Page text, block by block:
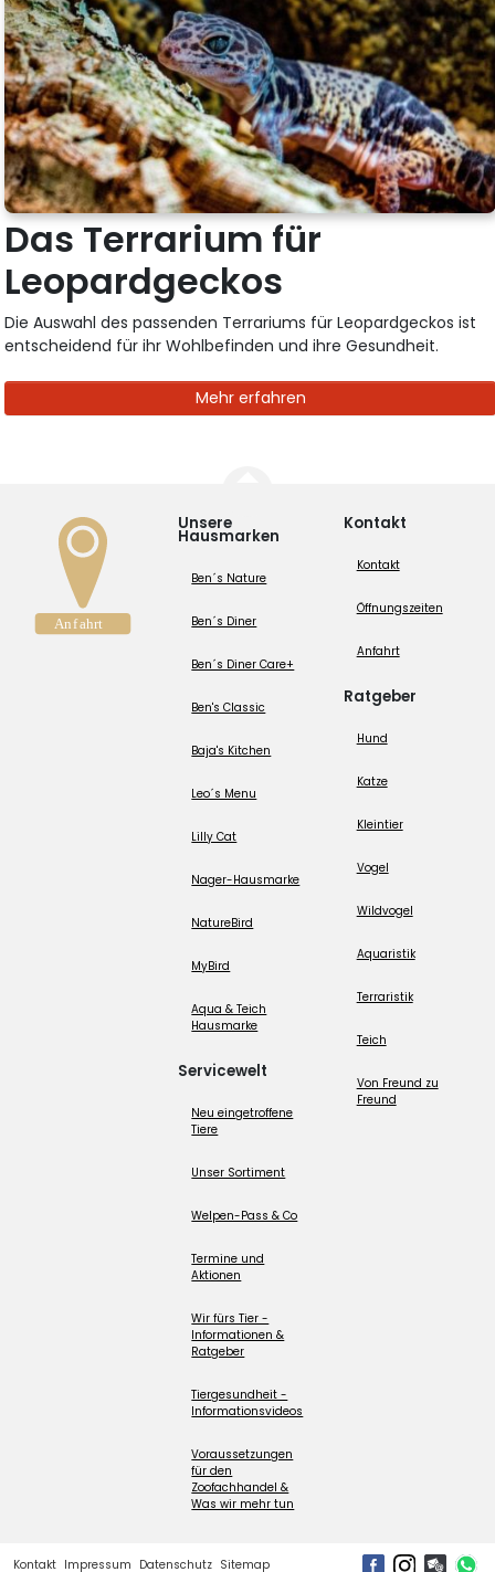
Das Terrarium für
Leopardgeckos
Die Auswahl des passenden Terrariums für Leopardgeckos ist
entscheidend für ihr Wohlbefinden und ihre Gesundheit.
Mehr erfahren
Unsere
Hausmarken
Ben´s Nature
Ben´s Diner
Ben´s Diner Care+
Ben's Classic
Baja's Kitchen
Leo´s Menu
Lilly Cat
Nager-Hausmarke
NatureBird
MyBird
Aqua & Teich
Hausmarke
Servicewelt
Neu eingetroffene
Tiere
Unser Sortiment
Welpen-Pass & Co
Termine und
Aktionen
Wir fürs Tier -
Informationen &
Ratgeber
Tiergesundheit -
Informationsvideos
Voraussetzungen
für den
Zoofachhandel &
Was wir mehr tun
Kontakt
Kontakt
Öffnungszeiten
Anfahrt
Ratgeber
Hund
Katze
Kleintier
Vogel
Wildvogel
Aquaristik
Terraristik
Teich
Von Freund zu
Freund
Kontakt Impressum Datenschutz Sitemap